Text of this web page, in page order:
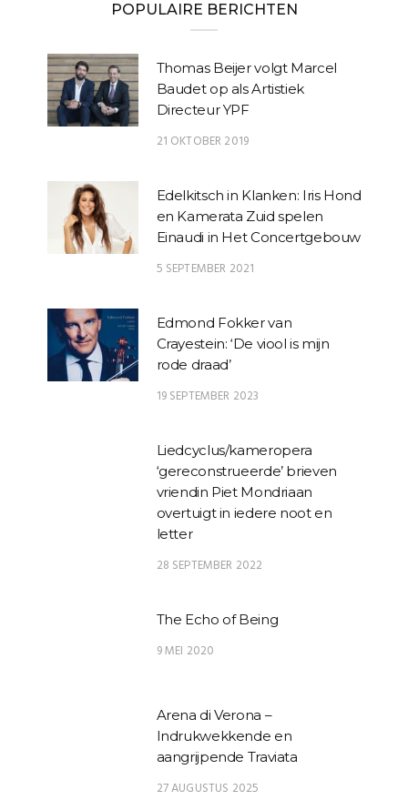
POPULAIRE BERICHTEN
Thomas Beijer volgt Marcel
Baudet op als Artistiek
Directeur YPF
21 OKTOBER 2019
Edelkitsch in Klanken: Iris Hond
en Kamerata Zuid spelen
Einaudi in Het Concertgebouw
5 SEPTEMBER 2021
Edmond Fokker van
Crayestein: ‘De viool is mijn
rode draad’
19 SEPTEMBER 2023
Liedcyclus/kameropera
‘gereconstrueerde’ brieven
vriendin Piet Mondriaan
overtuigt in iedere noot en
letter
28 SEPTEMBER 2022
The Echo of Being
9 MEI 2020
Arena di Verona –
Indrukwekkende en
aangrijpende Traviata
27 AUGUSTUS 2025